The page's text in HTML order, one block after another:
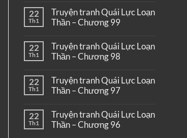
22
Th1
Truyện tranh Quái Lực Loạn
Thần – Chương 99
22
Th1
Truyện tranh Quái Lực Loạn
Thần – Chương 98
22
Th1
Truyện tranh Quái Lực Loạn
Thần – Chương 97
22
Th1
Truyện tranh Quái Lực Loạn
Thần – Chương 96